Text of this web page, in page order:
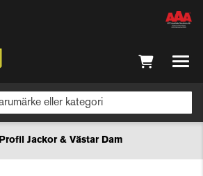
Profil Jackor & Västar Dam